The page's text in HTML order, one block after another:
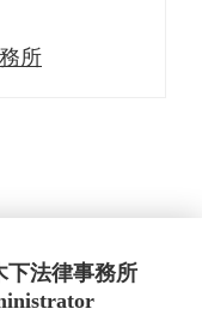
所
下法律事務所